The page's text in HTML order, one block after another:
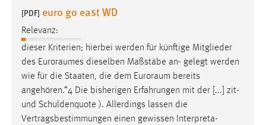
[PDF] euro go east WD
Relevanz:
dieser Kriterien; hierbei werden für künftige Mitglieder
des Euroraumes dieselben Maßstäbe an- gelegt werden
wie für die Staaten, die dem Euroraum bereits
angehören.“4 Die bisherigen Erfahrungen mit der [...] zit-
und Schuldenquote ). Allerdings lassen die
Vertragsbestimmungen einen gewissen Interpreta-